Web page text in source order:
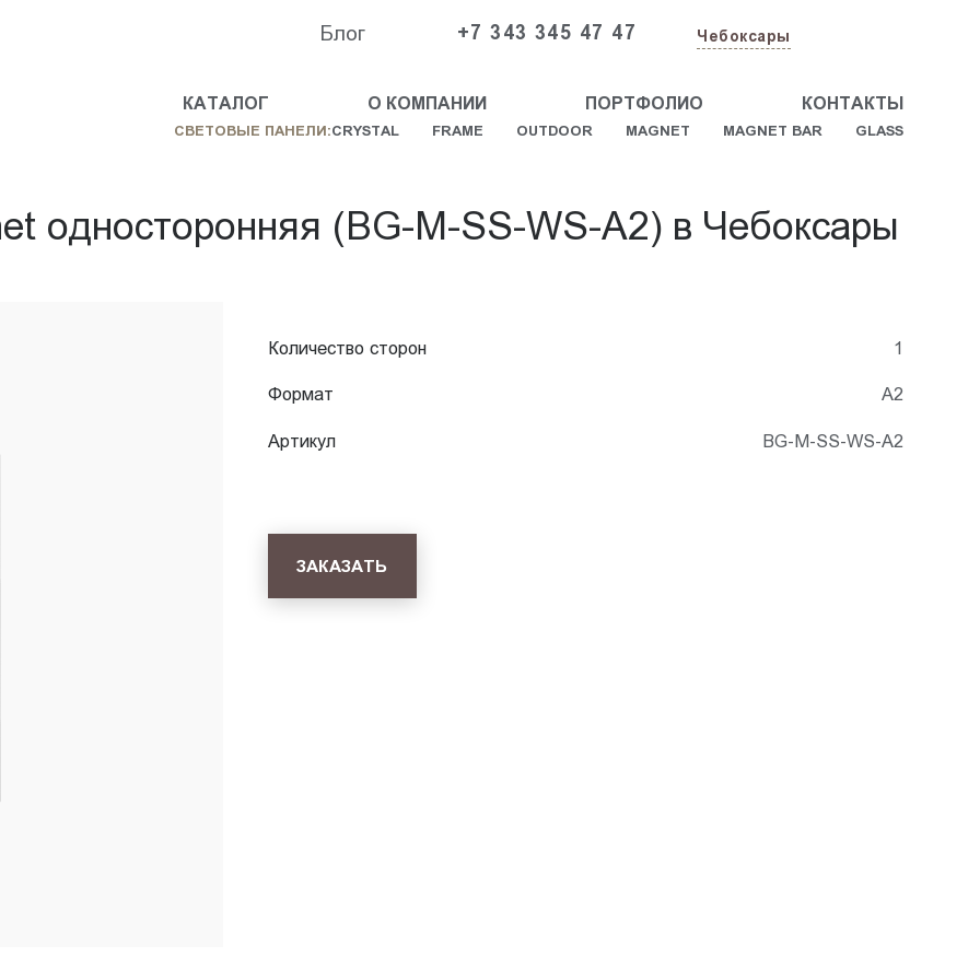
Блог +7 343 345 47 47 Чебоксары
КАТАЛОГ О КОМПАНИИ ПОРТФОЛИО КОНТАКТЫ
СВЕТОВЫЕ ПАНЕЛИ:CRYSTAL FRAME OUTDOOR MAGNET MAGNET BAR GLASS
односторонняя (BG-M-SS-WS-A2) в Чебоксары
Количество сторон 1
Формат А2
Артикул BG-M-SS-WS-A2
ЗАКАЗАТЬ